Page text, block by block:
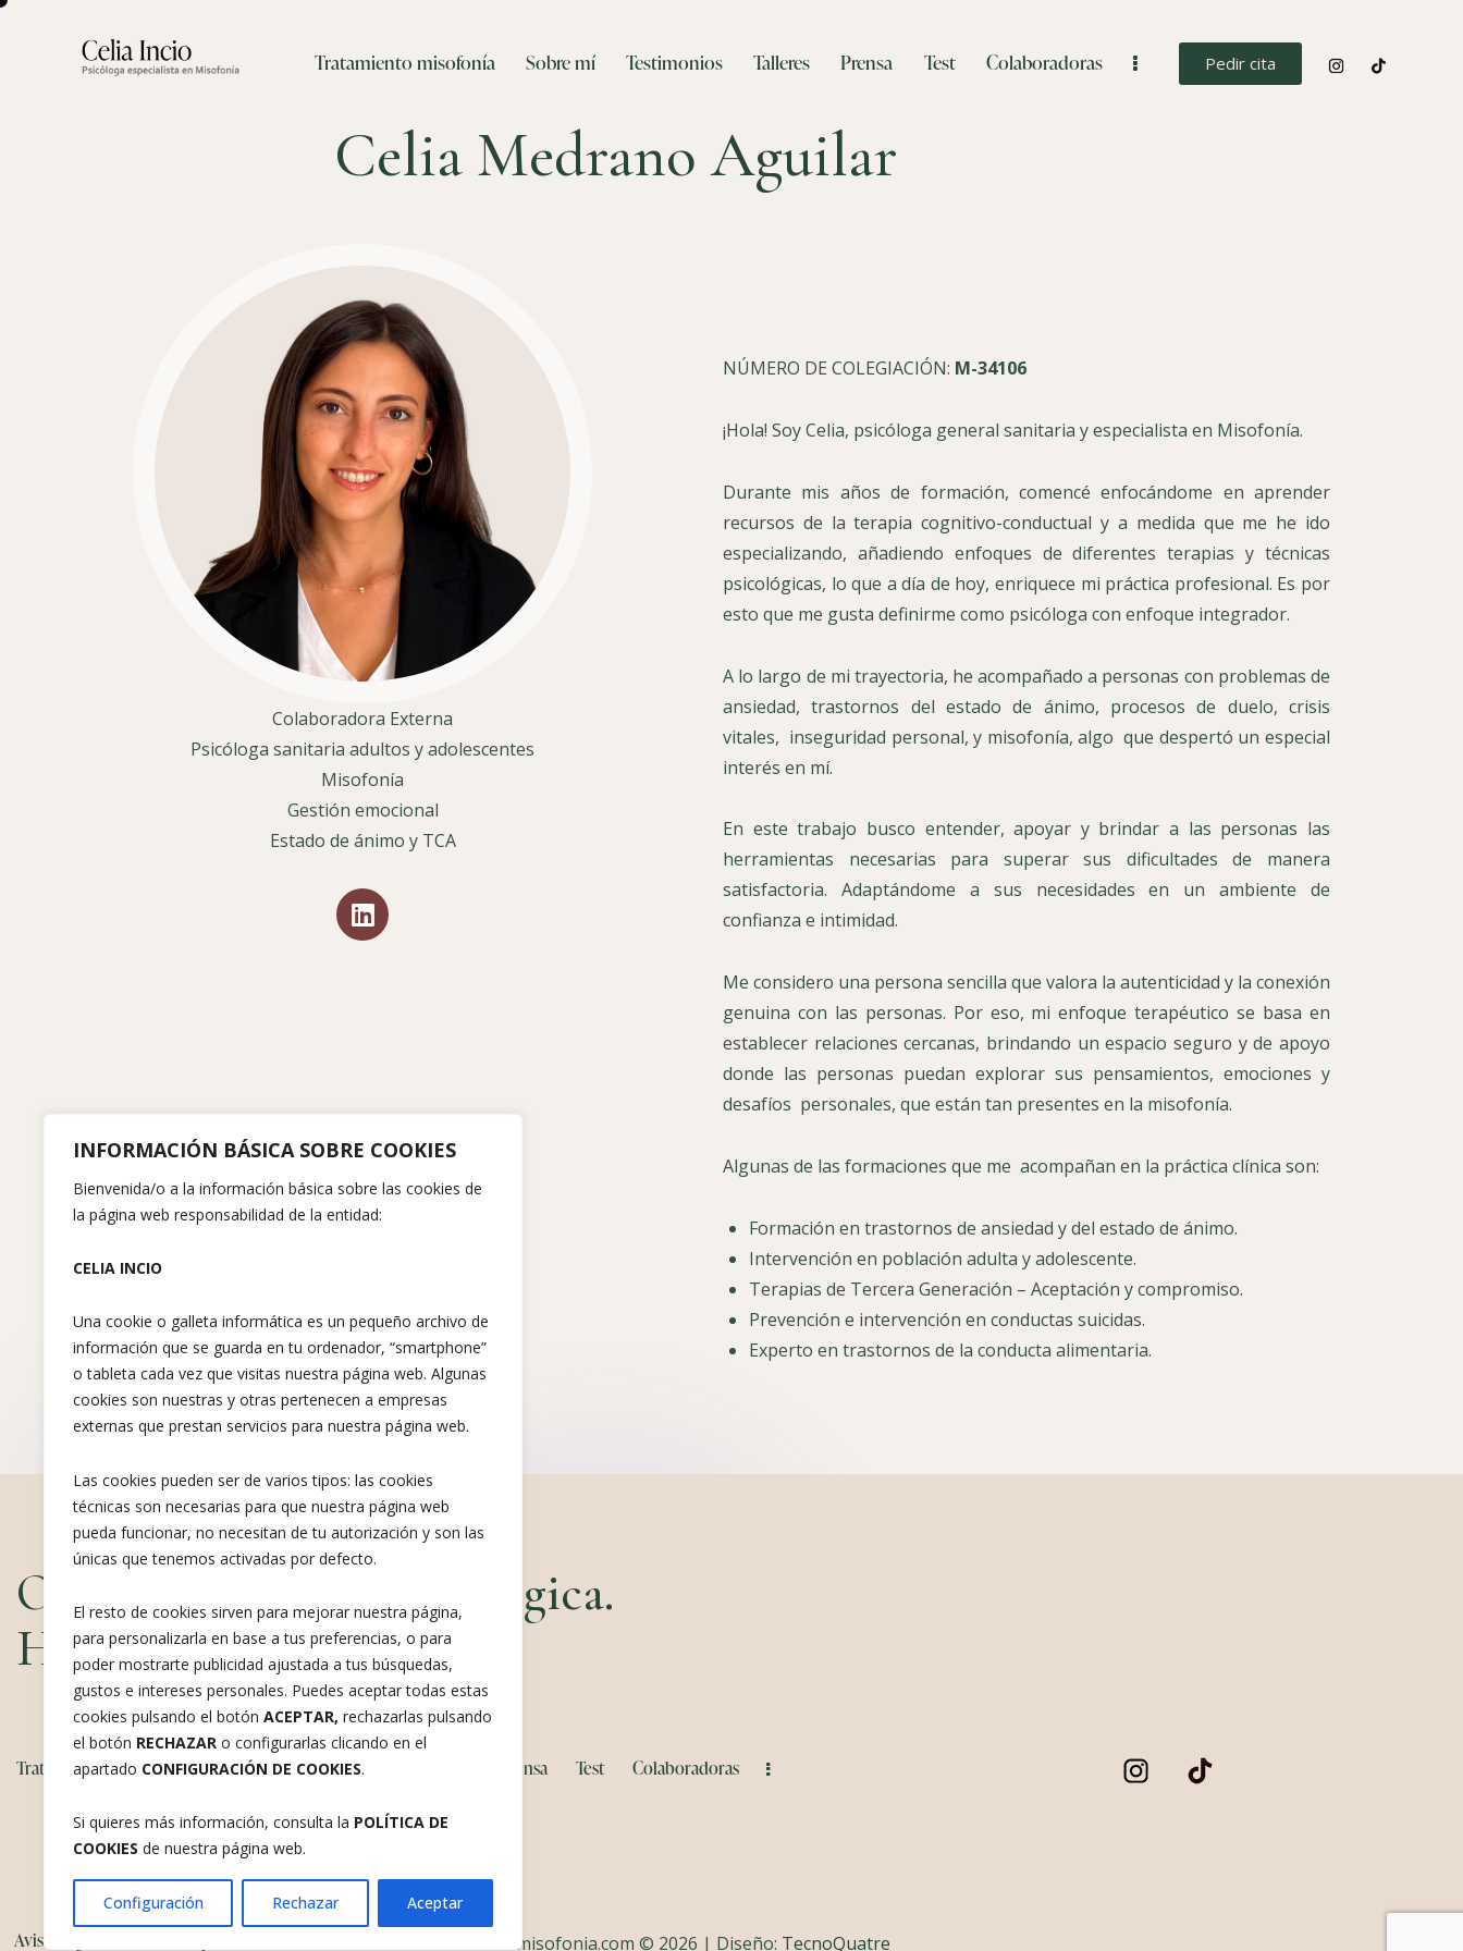
INFORMACIÓN BÁSICA SOBRE COOKIES
Bienvenida/o a la información básica sobre las cookies de
la página web responsabilidad de la entidad:
CELIA INCIO
Una cookie o galleta informática es un pequeño archivo de
información que se guarda en tu ordenador, “smartphone”
o tableta cada vez que visitas nuestra página web. Algunas
cookies son nuestras y otras pertenecen a empresas
externas que prestan servicios para nuestra página web.
Las cookies pueden ser de varios tipos: las cookies
técnicas son necesarias para que nuestra página web
pueda funcionar, no necesitan de tu autorización y son las
únicas que tenemos activadas por defecto.
El resto de cookies sirven para mejorar nuestra página,
para personalizarla en base a tus preferencias, o para
poder mostrarte publicidad ajustada a tus búsquedas,
gustos e intereses personales. Puedes aceptar todas estas
cookies pulsando el botón ACEPTAR, rechazarlas pulsando
el botón RECHAZAR o configurarlas clicando en el
apartado CONFIGURACIÓN DE COOKIES.
Si quieres más información, consulta la POLÍTICA DE
COOKIES de nuestra página web.
Configuración Rechazar Aceptar
Tratamiento misofonía Sobre mí Testimonios Talleres Prensa Test Colaboradoras Pedir cita
Celia Medrano Aguilar
Colaboradora Externa
Psicóloga sanitaria adultos y adolescentes
Misofonía
Gestión emocional
Estado de ánimo y TCA
NÚMERO DE COLEGIACIÓN: M-34106
¡Hola! Soy Celia, psicóloga general sanitaria y especialista en Misofonía.
Durante mis años de formación, comencé enfocándome en aprender
recursos de la terapia cognitivo-conductual y a medida que me he ido
especializando, añadiendo enfoques de diferentes terapias y técnicas
psicológicas, lo que a día de hoy, enriquece mi práctica profesional. Es por
esto que me gusta definirme como psicóloga con enfoque integrador.
A lo largo de mi trayectoria, he acompañado a personas con problemas de
ansiedad, trastornos del estado de ánimo, procesos de duelo, crisis
vitales, inseguridad personal, y misofonía, algo que despertó un especial
interés en mí.
En este trabajo busco entender, apoyar y brindar a las personas las
herramientas necesarias para superar sus dificultades de manera
satisfactoria. Adaptándome a sus necesidades en un ambiente de
confianza e intimidad.
Me considero una persona sencilla que valora la autenticidad y la conexión
genuina con las personas. Por eso, mi enfoque terapéutico se basa en
establecer relaciones cercanas, brindando un espacio seguro y de apoyo
donde las personas puedan explorar sus pensamientos, emociones y
desafíos personales, que están tan presentes en la misofonía.
Algunas de las formaciones que me acompañan en la práctica clínica son:
Formación en trastornos de ansiedad y del estado de ánimo.
Intervención en población adulta y adolescente.
Terapias de Tercera Generación – Aceptación y compromiso.
Prevención e intervención en conductas suicidas.
Experto en trastornos de la conducta alimentaria.
Ofrecemos ayuda Psicológica.​
Hablemos
Tratamiento misofonía Sobre mí Testimonios Prensa Test Colaboradoras
Aviso Legal celiamisofonia.com © 2026 | Diseño: TecnoQuatre